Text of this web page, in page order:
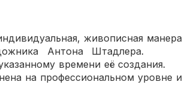
А. Stadler.
манера
Антона Штадлера.
времени её создания.
уровне и